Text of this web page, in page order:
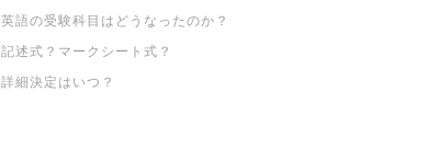
英語の受験科目はどうなったのか？
記述式？マークシート式？
詳細決定はいつ？